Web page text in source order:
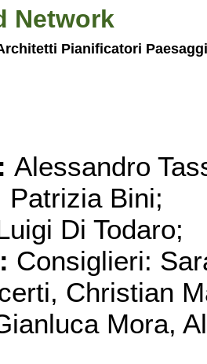
Pianificatori
Alessandro
Patrizia Bini;
Di Todaro;
Consiglieri:
Christian
Mora,